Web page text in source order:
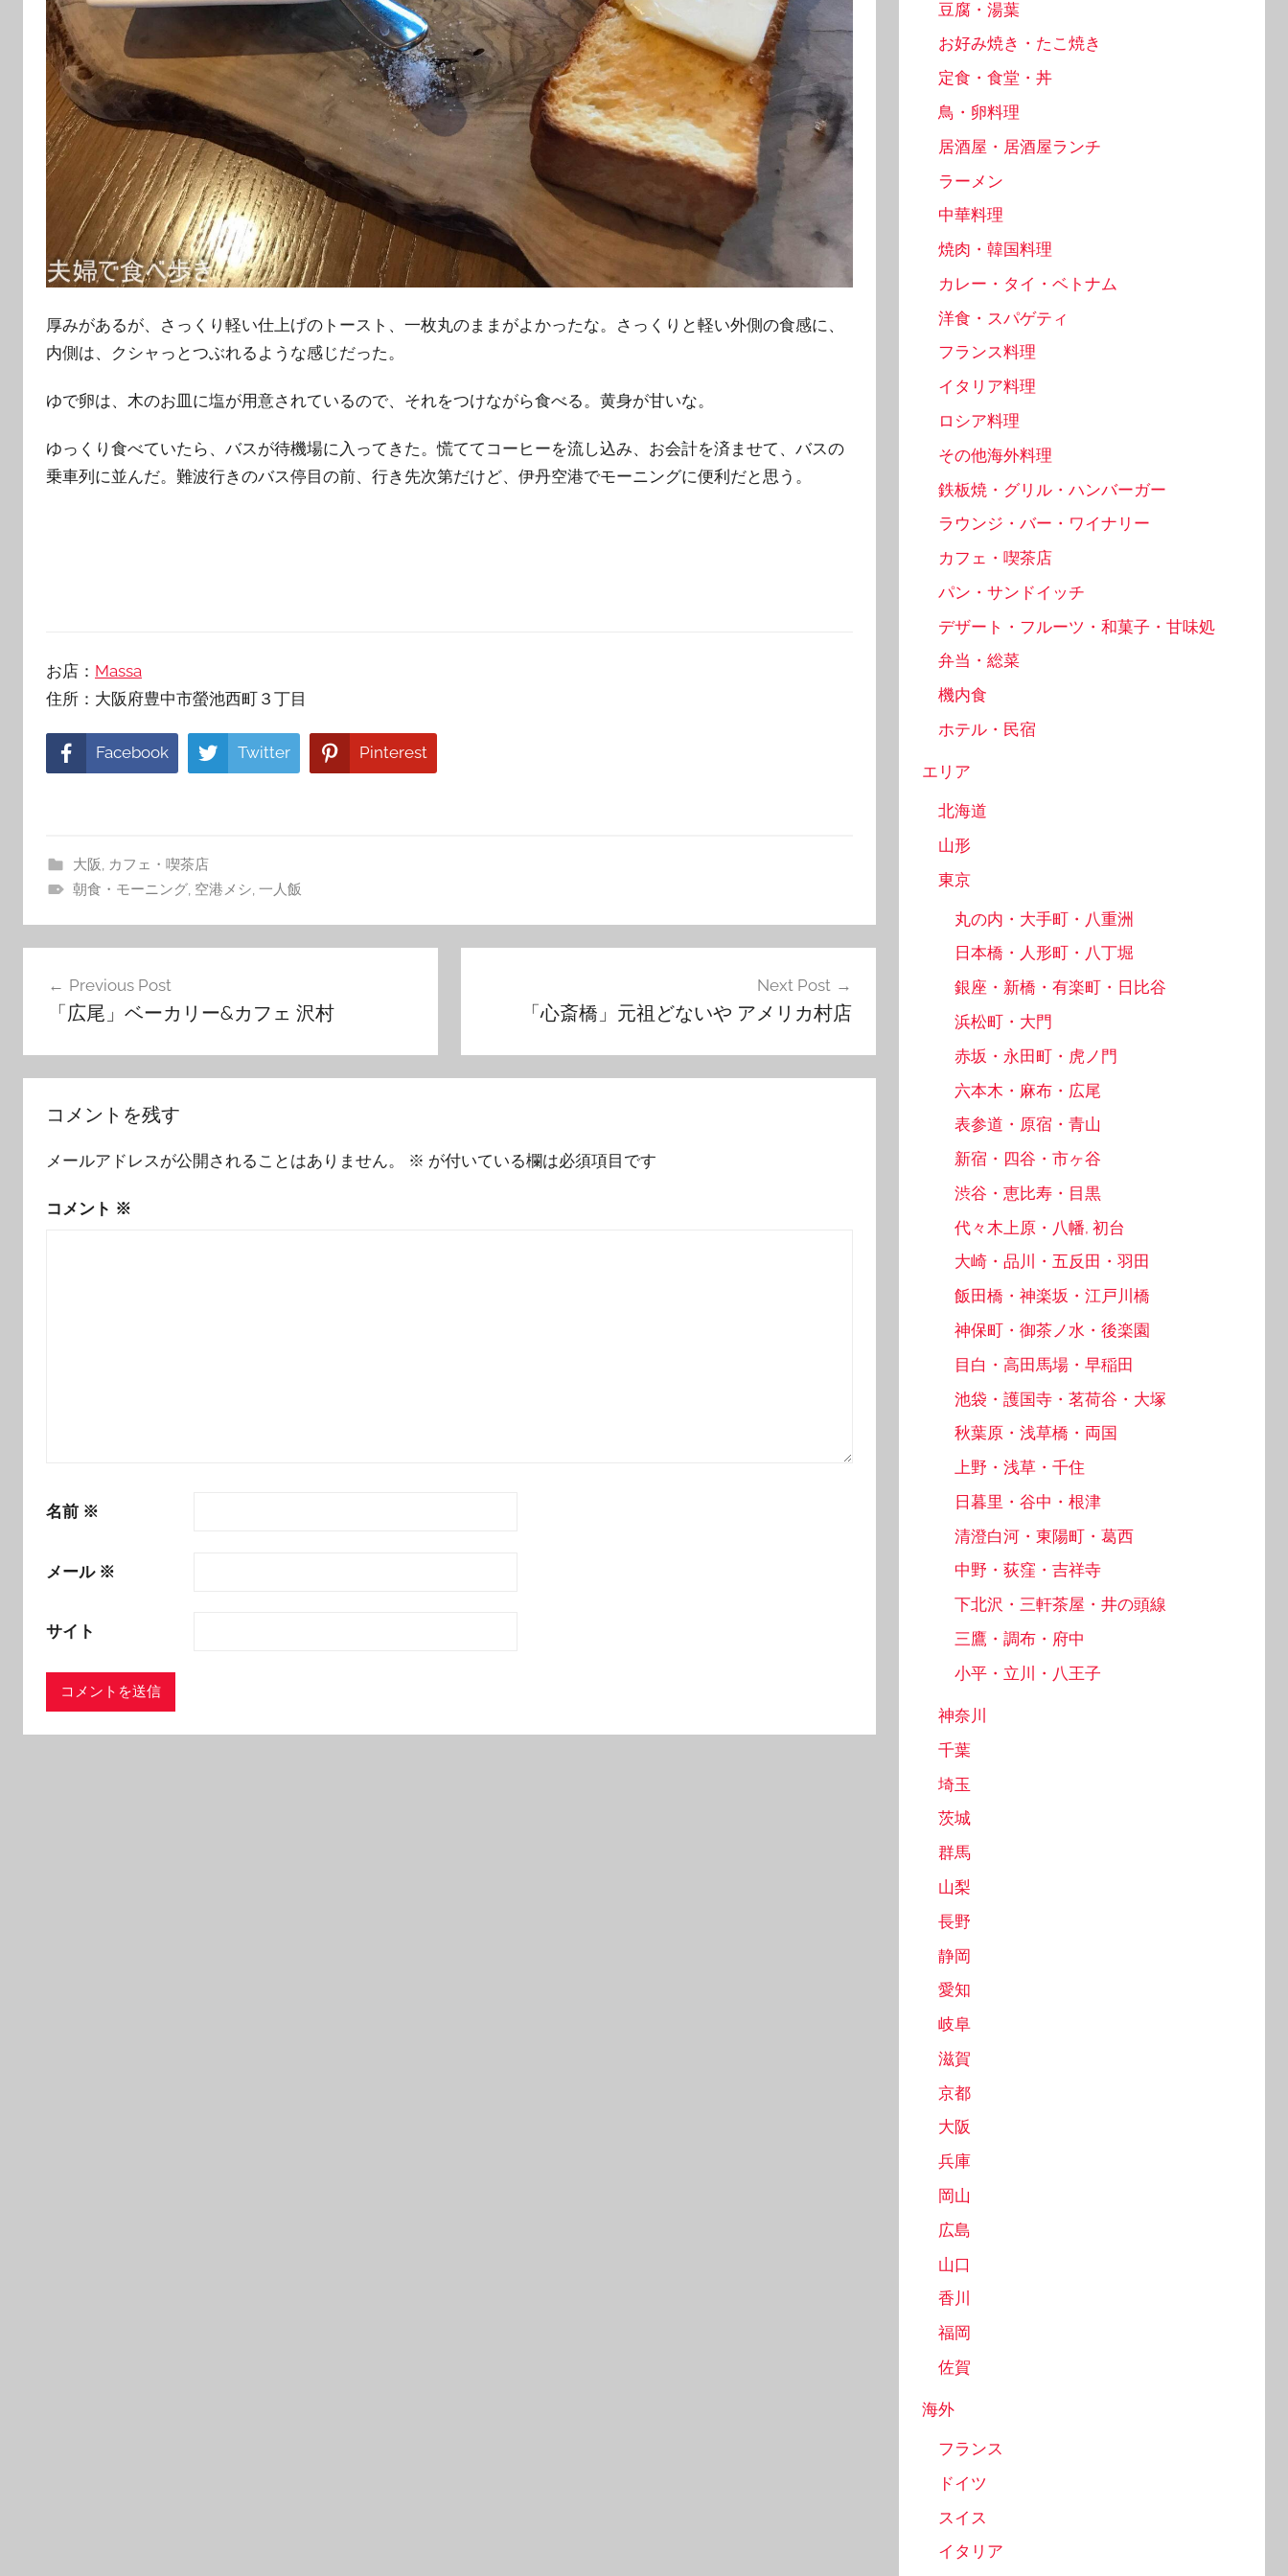
厚みがあるが、さっくり軽い仕上げのトースト、一枚丸のままがよかったな。さっくりと軽い外側の食感に、
内側は、クシャっとつぶれるような感じだった。
ゆで卵は、木のお皿に塩が用意されているので、それをつけながら食べる。黄身が甘いな。
ゆっくり食べていたら、バスが待機場に入ってきた。慌ててコーヒーを流し込み、お会計を済ませて、バスの
乗車列に並んだ。難波行きのバス停目の前、行き先次第だけど、伊丹空港でモーニングに便利だと思う。
お店： Massa
住所：大阪府豊中市螢池西町３丁目
Facebook Twitter Pinterest
大阪, カフェ・喫茶店
朝食・モーニング, 空港メシ, 一人飯
Previous Post
「広尾」ベーカリー&カフェ 沢村
Next Post
「心斎橋」元祖どないや アメリカ村店
コメントを残す
メールアドレスが公開されることはありません。 ※ が付いている欄は必須項目です
コメント ※
名前 ※
メール ※
サイト
豆腐・湯葉
お好み焼き・たこ焼き
定食・食堂・丼
鳥・卵料理
居酒屋・居酒屋ランチ
ラーメン
中華料理
焼肉・韓国料理
カレー・タイ・ベトナム
洋食・スパゲティ
フランス料理
イタリア料理
ロシア料理
その他海外料理
鉄板焼・グリル・ハンバーガー
ラウンジ・バー・ワイナリー
カフェ・喫茶店
パン・サンドイッチ
デザート・フルーツ・和菓子・甘味処
弁当・総菜
機内食
ホテル・民宿
エリア
北海道
山形
東京
丸の内・大手町・八重洲
日本橋・人形町・八丁堀
銀座・新橋・有楽町・日比谷
浜松町・大門
赤坂・永田町・虎ノ門
六本木・麻布・広尾
表参道・原宿・青山
新宿・四谷・市ヶ谷
渋谷・恵比寿・目黒
代々木上原・八幡, 初台
大崎・品川・五反田・羽田
飯田橋・神楽坂・江戸川橋
神保町・御茶ノ水・後楽園
目白・高田馬場・早稲田
池袋・護国寺・茗荷谷・大塚
秋葉原・浅草橋・両国
上野・浅草・千住
日暮里・谷中・根津
清澄白河・東陽町・葛西
中野・荻窪・吉祥寺
下北沢・三軒茶屋・井の頭線
三鷹・調布・府中
小平・立川・八王子
神奈川
千葉
埼玉
茨城
群馬
山梨
長野
静岡
愛知
岐阜
滋賀
京都
大阪
兵庫
岡山
広島
山口
香川
福岡
佐賀
海外
フランス
ドイツ
スイス
イタリア